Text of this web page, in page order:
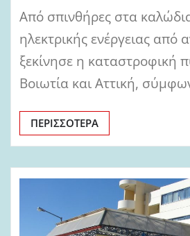
Από σπινθήρες στα
ηλεκτρικής ενέργειας από
ξεκίνησε η καταστροφική
Βοιωτία και Αττική,
ΠΕΡΙΣΣΌΤΕΡΑ